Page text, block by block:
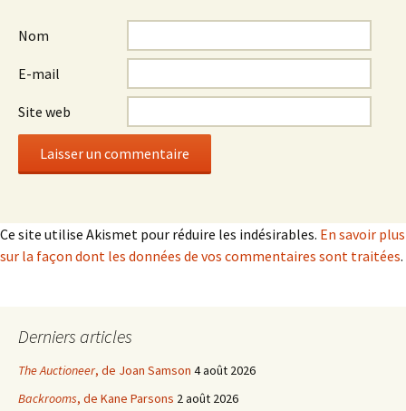
Nom
E-mail
Site web
Ce site utilise Akismet pour réduire les indésirables. En savoir plus
sur la façon dont les données de vos commentaires sont traitées.
Derniers articles
The Auctioneer, de Joan Samson 4 août 2026
Backrooms, de Kane Parsons 2 août 2026